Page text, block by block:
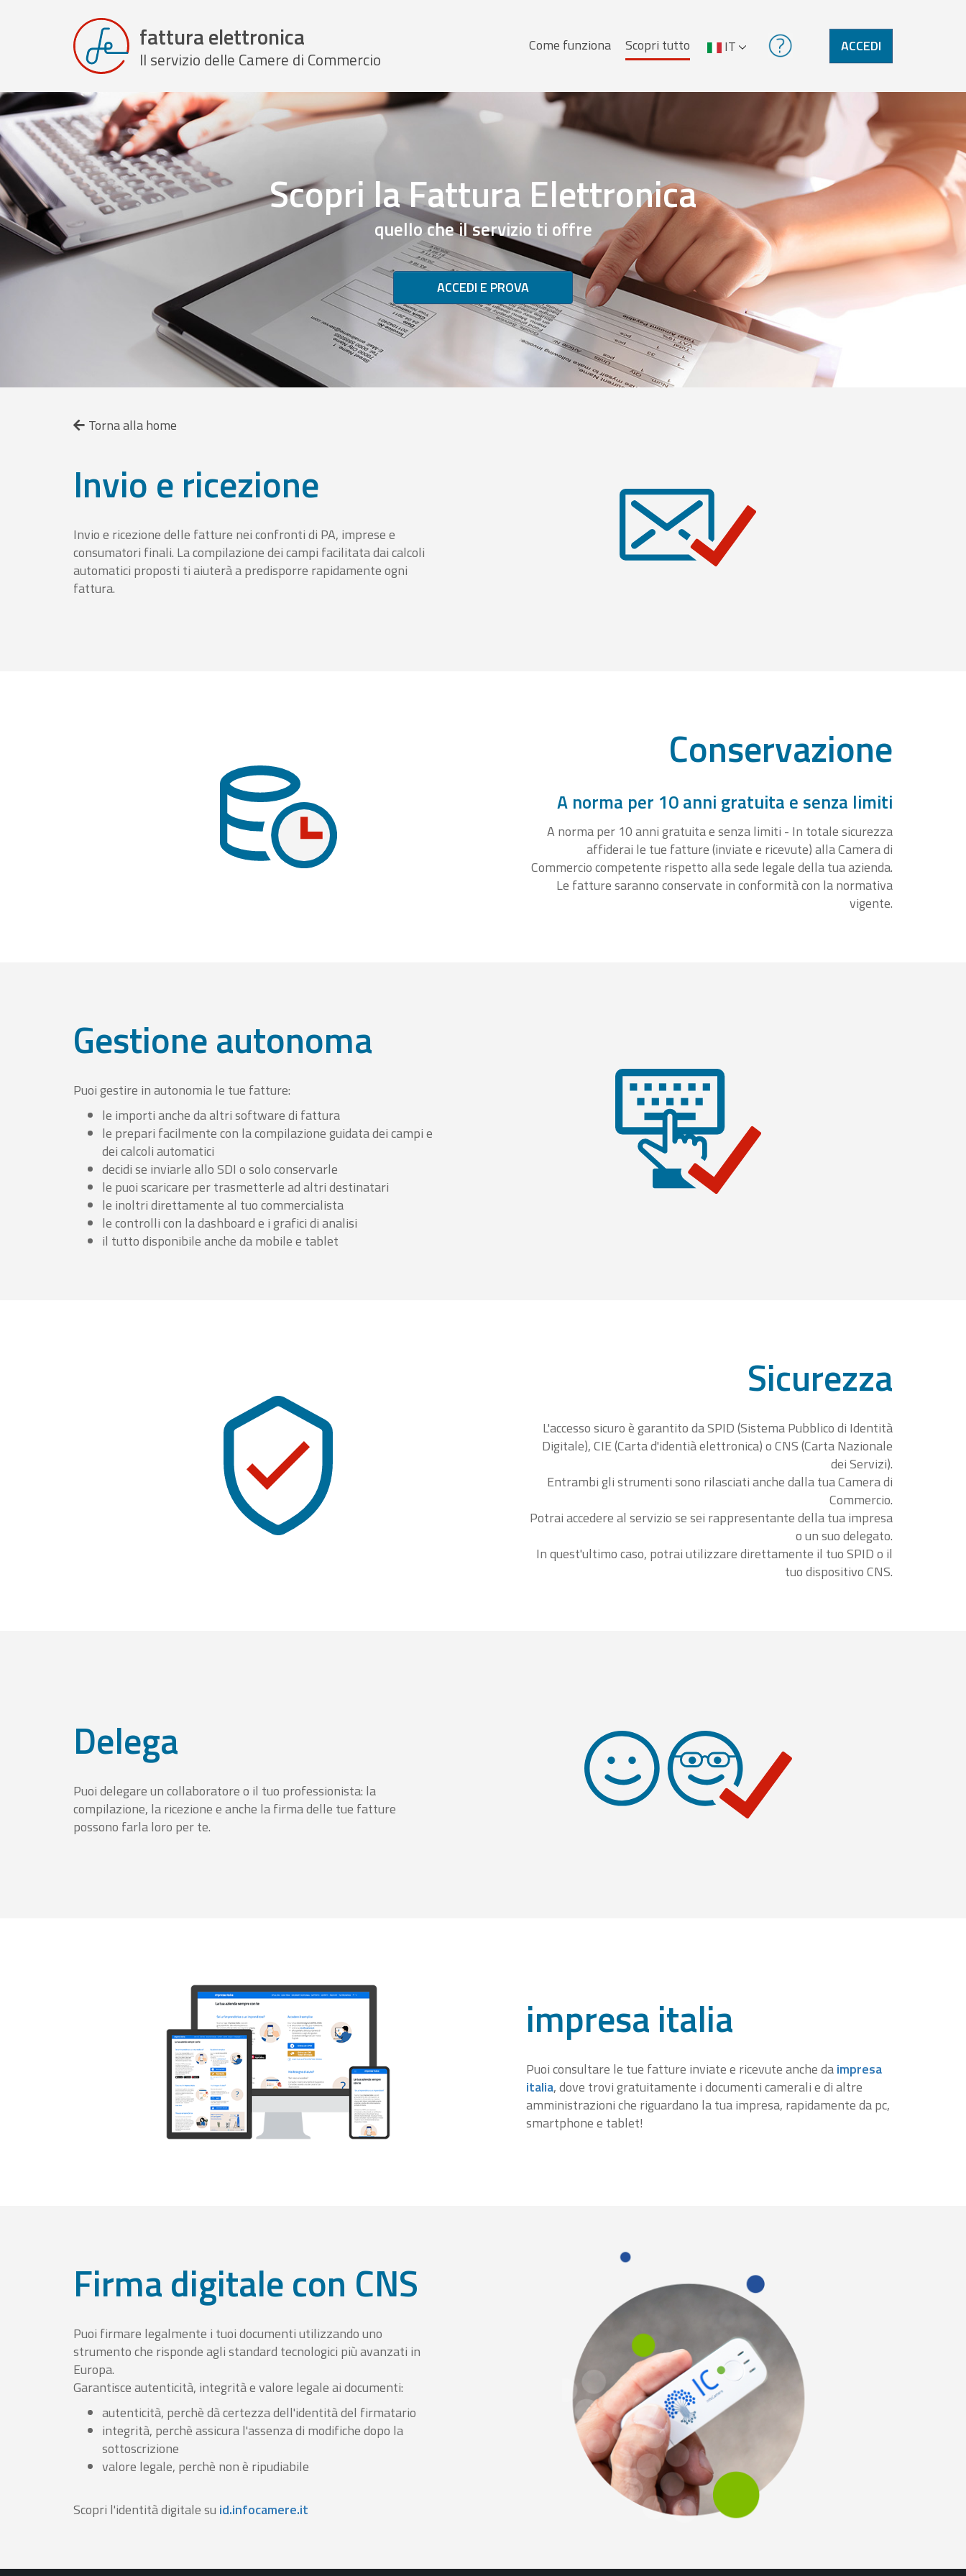
fattura elettronica
Il servizio delle Camere di Commercio Menu
principale
Come funziona Scopri tutto IT ACCEDI
Scopri la Fattura Elettronica
quello che il servizio ti offre
ACCEDI E PROVA
Torna alla home
Invio e ricezione
Invio e ricezione delle fatture nei confronti di PA, imprese e
consumatori finali. La compilazione dei campi facilitata dai calcoli
automatici proposti ti aiuterà a predisporre rapidamente ogni
fattura.
Conservazione
A norma per 10 anni gratuita e senza limiti
A norma per 10 anni gratuita e senza limiti - In totale sicurezza
affiderai le tue fatture (inviate e ricevute) alla Camera di
Commercio competente rispetto alla sede legale della tua azienda.
Le fatture saranno conservate in conformità con la normativa
vigente.
Gestione autonoma
Puoi gestire in autonomia le tue fatture:
le importi anche da altri software di fattura
le prepari facilmente con la compilazione guidata dei campi e
dei calcoli automatici
decidi se inviarle allo SDI o solo conservarle
le puoi scaricare per trasmetterle ad altri destinatari
le inoltri direttamente al tuo commercialista
le controlli con la dashboard e i grafici di analisi
il tutto disponibile anche da mobile e tablet
Sicurezza
L'accesso sicuro è garantito da SPID (Sistema Pubblico di Identità
Digitale), CIE (Carta d'identià elettronica) o CNS (Carta Nazionale
dei Servizi).
Entrambi gli strumenti sono rilasciati anche dalla tua Camera di
Commercio.
Potrai accedere al servizio se sei rappresentante della tua impresa
o un suo delegato.
In quest'ultimo caso, potrai utilizzare direttamente il tuo SPID o il
tuo dispositivo CNS.
Delega
Puoi delegare un collaboratore o il tuo professionista: la
compilazione, la ricezione e anche la firma delle tue fatture
possono farla loro per te.
impresa italia
Puoi consultare le tue fatture inviate e ricevute anche daimpresa
italia, dove trovi gratuitamente i documenti camerali e di altre
amministrazioni che riguardano la tua impresa, rapidamente da pc,
smartphone e tablet!
Firma digitale con CNS
Puoi firmare legalmente i tuoi documenti utilizzando uno
strumento che risponde agli standard tecnologici più avanzati in
Europa.
Garantisce autenticità, integrità e valore legale ai documenti:
autenticità, perchè dà certezza dell'identità del firmatario
integrità, perchè assicura l'assenza di modifiche dopo la
sottoscrizione
valore legale, perchè non è ripudiabile
Scopri l'identità digitale su id.infocamere.it